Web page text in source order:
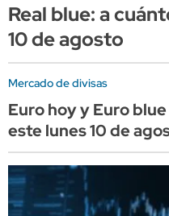
Real blue: a
10 de agosto
Mercado de divisas
Euro hoy y Euro
este lunes 10 de